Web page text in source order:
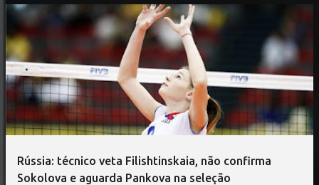
Rússia: técnico veta Filishtinskaia, não confirma
Sokolova e aguarda Pankova na seleção